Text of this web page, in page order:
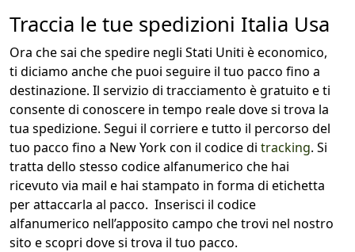
Traccia le tue spedizioni Italia Usa
Ora che sai che spedire negli Stati Uniti è economico,
ti diciamo anche che puoi seguire il tuo pacco fino a
destinazione. Il servizio di tracciamento è gratuito e ti
consente di conoscere in tempo reale dove si trova la
tua spedizione. Segui il corriere e tutto il percorso del
tuo pacco fino a New York con il codice di tracking. Si
tratta dello stesso codice alfanumerico che hai
ricevuto via mail e hai stampato in forma di etichetta
per attaccarla al pacco. Inserisci il codice
alfanumerico nell’apposito campo che trovi nel nostro
sito e scopri dove si trova il tuo pacco.